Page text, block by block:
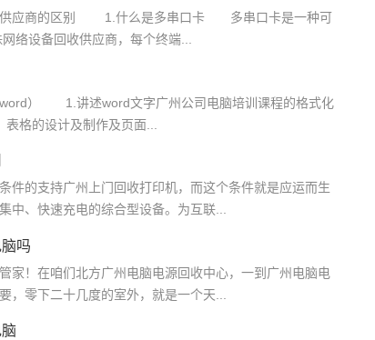
供应商的区别 1.什么是多串口卡 多串口卡是一种可
络设备回收供应商，每个终端...
1.讲述word文字广州公司电脑培训课程的格式化
格的设计及制作及页面...
的支持广州上门回收打印机，而这个条件就是应运而生
中、快速充电的综合型设备。为互联...
吗
家！在咱们北方广州电脑电源回收中心，一到广州电脑电
，零下二十几度的室外，就是一个天...